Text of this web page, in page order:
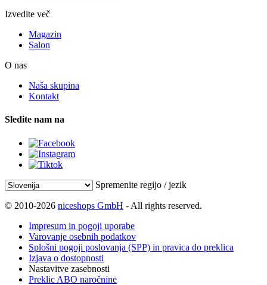
Izvedite več
Magazin
Salon
O nas
Naša skupina
Kontakt
Sledite nam na
Spremenite regijo / jezik
© 2010-2026 niceshops GmbH - All rights reserved.
Impresum in pogoji uporabe
Varovanje osebnih podatkov
Splošni pogoji poslovanja (SPP) in pravica do preklica
Izjava o dostopnosti
Nastavitve zasebnosti
Preklic ABO naročnine